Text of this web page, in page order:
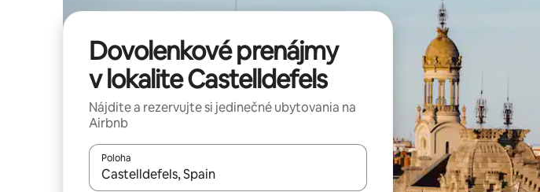
Dovolenkové prenájmy
v lokalite Castelldefels
Nájdite a rezervujte si jedinečné ubytovania na
Airbnb
Poloha
Keď budú výsledky k dispozícii, môžete si ich prechádzať pomocou klávesov so